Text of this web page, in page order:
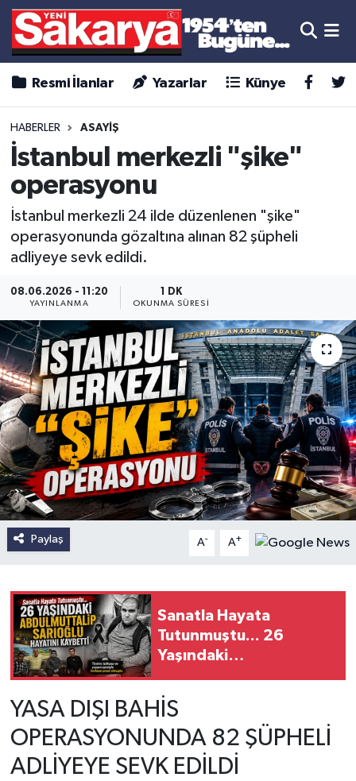
Resmi İlanlar Yazarlar Künye
HABERLER ASAYİŞ
İstanbul merkezli "şike"
operasyonu
İstanbul merkezli 24 ilde düzenlenen "şike"
operasyonunda gözaltına alınan 82 şüpheli
adliyeye sevk edildi.
08.06.2026 - 11:20
YAYINLANMA
1 DK
OKUNMA SÜRESI
Paylaş A- A+
Sanatla Hayata
Tutunmuştu... 26
Yaşındaki
Hayatını Kaybetti
YASA DIŞI BAHİS
OPERASYONUNDA 82 ŞÜPHELİ
ADLİYEYE SEVK EDİLDİ